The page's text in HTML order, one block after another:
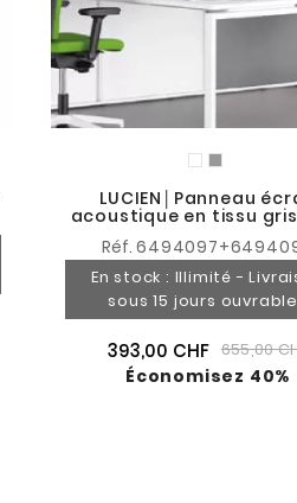
LUCIEN│Panneau
acoustique en tissu
Réf.
En stock : Illimité -
sous 15 jours
393,00 CHF 655,00
Économisez 40%